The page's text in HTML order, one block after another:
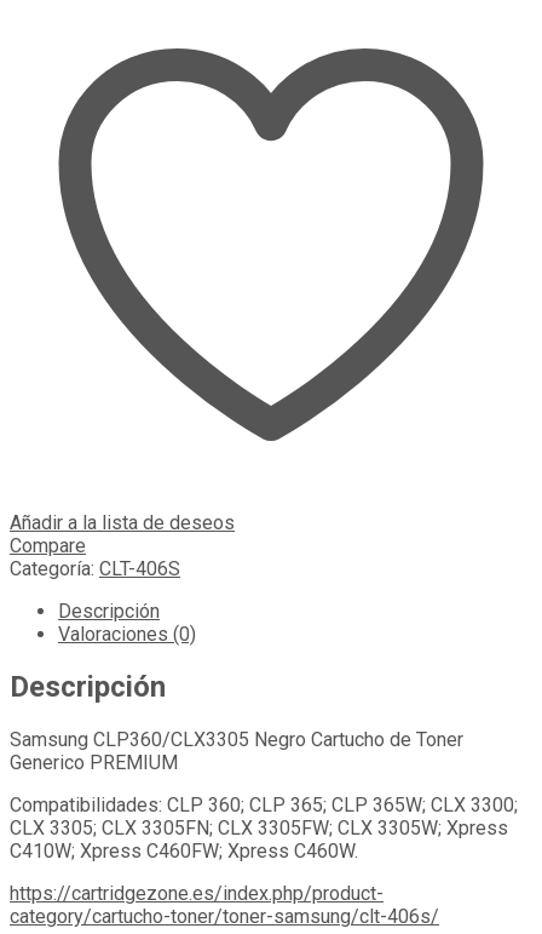
Añadir a la lista de deseos
Compare
Categoría: CLT-406S
Descripción
Valoraciones (0)
Descripción
Samsung CLP360/CLX3305 Negro Cartucho de Toner
Generico PREMIUM
Compatibilidades: CLP 360; CLP 365; CLP 365W; CLX 3300;
CLX 3305; CLX 3305FN; CLX 3305FW; CLX 3305W; Xpress
C410W; Xpress C460FW; Xpress C460W.
https://cartridgezone.es/index.php/product-
category/cartucho-toner/toner-samsung/clt-406s/